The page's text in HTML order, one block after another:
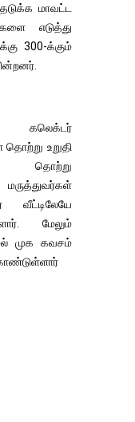
மாவட்ட
எடுத்து
300-க்கும்
கலெக்டர்
தொற்று உறுதி
தொற்று
வீட்டிலேயே
மேலும்
முக கவசம்